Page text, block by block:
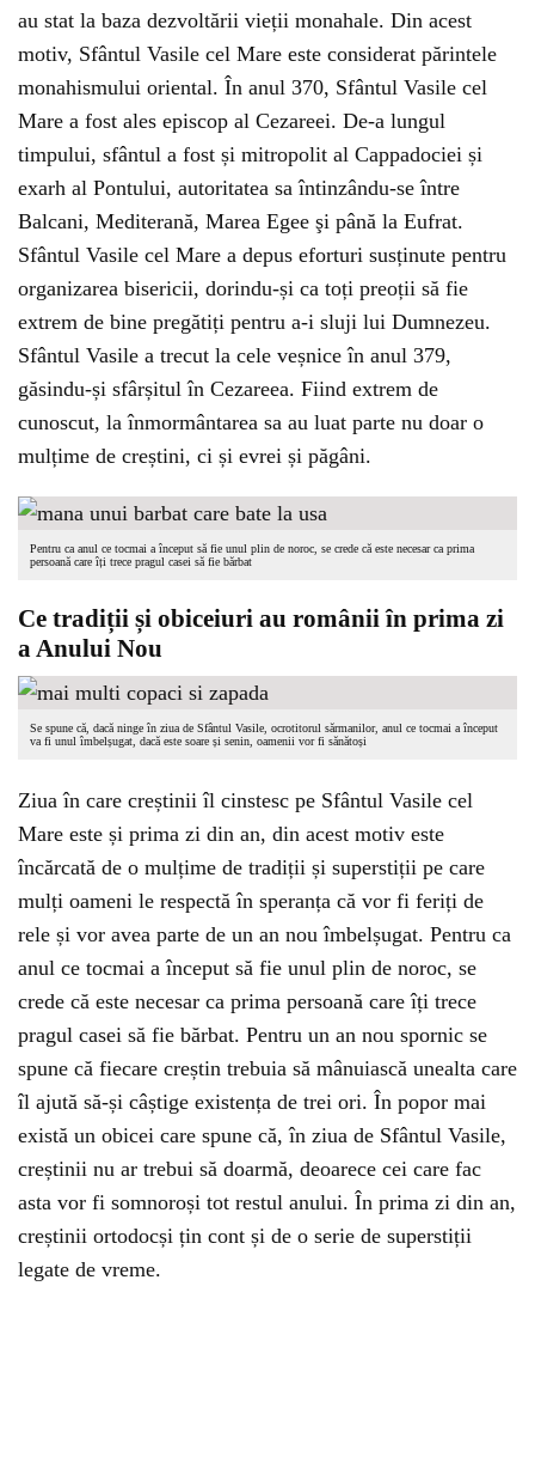
au stat la baza dezvoltării vieții monahale. Din acest
motiv, Sfântul Vasile cel Mare este considerat părintele
monahismului oriental. În anul 370, Sfântul Vasile cel
Mare a fost ales episcop al Cezareei. De-a lungul
timpului, sfântul a fost și mitropolit al Cappadociei și
exarh al Pontului, autoritatea sa întinzându-se între
Balcani, Mediterană, Marea Egee şi până la Eufrat.
Sfântul Vasile cel Mare a depus eforturi susținute pentru
organizarea bisericii, dorindu-și ca toți preoții să fie
extrem de bine pregătiți pentru a-i sluji lui Dumnezeu.
Sfântul Vasile a trecut la cele veșnice în anul 379,
găsindu-și sfârșitul în Cezareea. Fiind extrem de
cunoscut, la înmormântarea sa au luat parte nu doar o
mulțime de creștini, ci și evrei și păgâni.
Pentru ca anul ce tocmai a început să fie unul plin de noroc, se crede că este necesar ca prima
persoană care îți trece pragul casei să fie bărbat
Ce tradiții și obiceiuri au românii în prima zi
a Anului Nou
Se spune că, dacă ninge în ziua de Sfântul Vasile, ocrotitorul sărmanilor, anul ce tocmai a început
va fi unul îmbelșugat, dacă este soare și senin, oamenii vor fi sănătoși
Ziua în care creștinii îl cinstesc pe Sfântul Vasile cel
Mare este și prima zi din an, din acest motiv este
încărcată de o mulțime de tradiții și superstiții pe care
mulți oameni le respectă în speranța că vor fi feriți de
rele și vor avea parte de un an nou îmbelșugat. Pentru ca
anul ce tocmai a început să fie unul plin de noroc, se
crede că este necesar ca prima persoană care îți trece
pragul casei să fie bărbat. Pentru un an nou spornic se
spune că fiecare creștin trebuia să mânuiască unealta care
îl ajută să-și câștige existența de trei ori. În popor mai
există un obicei care spune că, în ziua de Sfântul Vasile,
creștinii nu ar trebui să doarmă, deoarece cei care fac
asta vor fi somnoroși tot restul anului. În prima zi din an,
creștinii ortodocși țin cont și de o serie de superstiții
legate de vreme.